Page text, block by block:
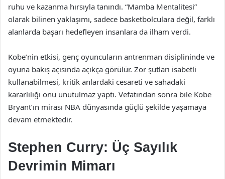
ruhu ve kazanma hırsıyla tanındı. “Mamba Mentalitesi”
olarak bilinen yaklaşımı, sadece basketbolculara değil, farklı
alanlarda başarı hedefleyen insanlara da ilham verdi.
Kobe’nin etkisi, genç oyuncuların antrenman disiplininde ve
oyuna bakış açısında açıkça görülür. Zor şutları isabetli
kullanabilmesi, kritik anlardaki cesareti ve sahadaki
kararlılığı onu unutulmaz yaptı. Vefatından sonra bile Kobe
Bryant’ın mirası NBA dünyasında güçlü şekilde yaşamaya
devam etmektedir.
Stephen Curry: Üç Sayılık
Devrimin Mimarı